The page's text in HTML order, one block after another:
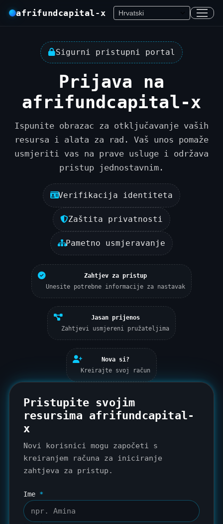
afrifundcapital-x
Sigurni pristupni portal
Prijava na
afrifundcapital-x
Ispunite obrazac za otključavanje vaših
resursa i alata za rad. Vaš unos pomaže
usmjeriti vas na prave usluge i održava
pristup jednostavnim.
Verifikacija identiteta
Zaštita privatnosti
Pametno usmjeravanje
Zahtjev za pristup
Unesite potrebne informacije za nastavak
Jasan prijenos
Zahtjevi usmjereni pružateljima
Nova si?
Kreirajte svoj račun
Pristupite svojim
resursima afrifundcapital-
x
Novi korisnici mogu započeti s
kreiranjem računa za iniciranje
zahtjeva za pristup.
Ime *